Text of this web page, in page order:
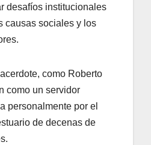
desafíos institucionales
causas sociales y los
.
como Roberto
como un servidor
personalmente por el
de decenas de
.